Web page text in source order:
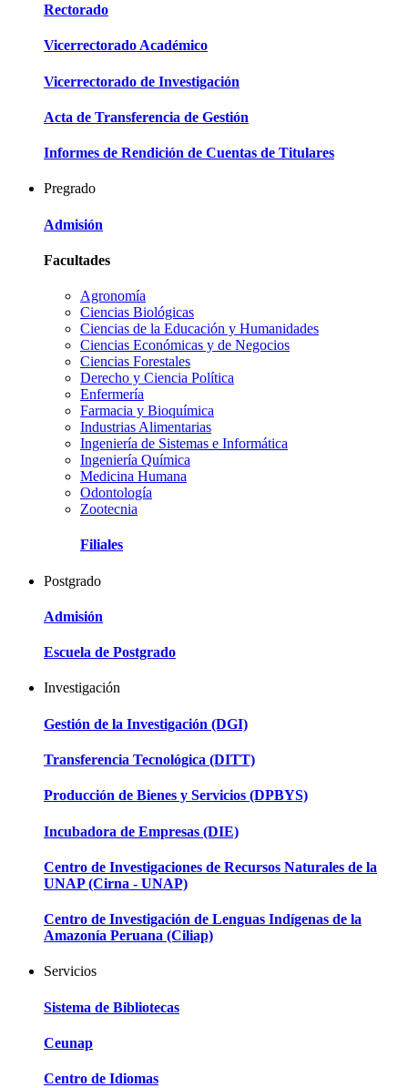
Rectorado
Vicerrectorado Académico
Vicerrectorado de Investigación
Acta de Transferencia de Gestión
Informes de Rendición de Cuentas de Titulares
Pregrado
Admisión
Facultades
Agronomía
Ciencias Biológicas
Ciencias de la Educación y Humanidades
Ciencias Económicas y de Negocios
Ciencias Forestales
Derecho y Ciencia Política
Enfermería
Farmacia y Bioquímica
Industrias Alimentarias
Ingeniería de Sistemas e Informática
Ingeniería Química
Medicina Humana
Odontología
Zootecnia
Filiales
Postgrado
Admisión
Escuela de Postgrado
Investigación
Gestión de la Investigación (DGI)
Transferencia Tecnológica (DITT)
Producción de Bienes y Servicios (DPBYS)
Incubadora de Empresas (DIE)
Centro de Investigaciones de Recursos Naturales de la
UNAP (Cirna - UNAP)
Centro de Investigación de Lenguas Indígenas de la
Amazonía Peruana (Ciliap)
Servicios
Sistema de Bibliotecas
Ceunap
Centro de Idiomas